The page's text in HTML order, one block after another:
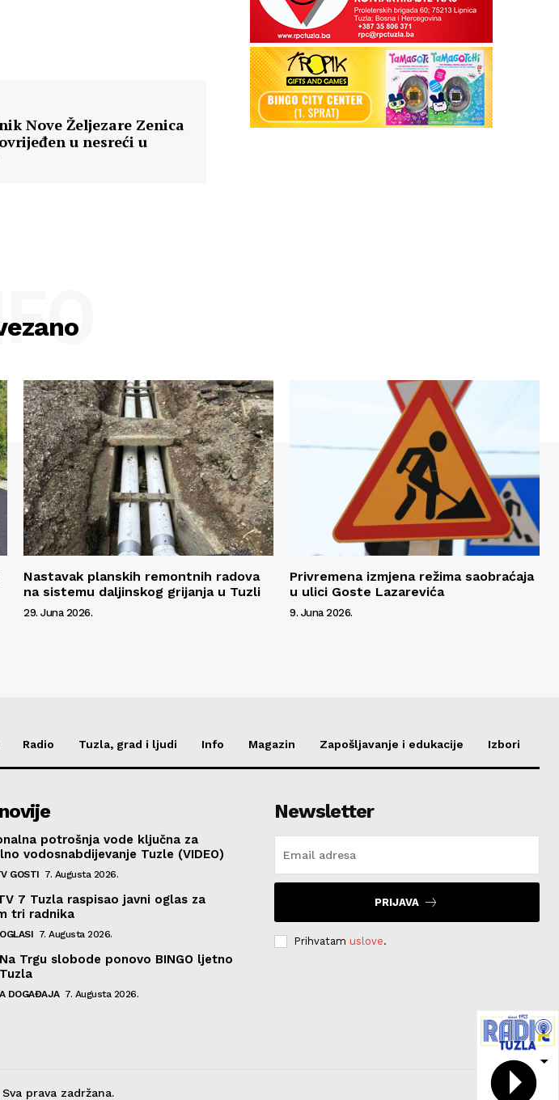
Nove Željezare Zenica
u nesreći u
Nastavak planskih remontnih radova
na sistemu daljinskog grijanja u Tuzli
29. Juna 2026.
Privremena izmjena režima saobraćaja
u ulici Goste Lazarevića
9. Juna 2026.
Radio Tuzla, grad i ljudi Info Magazin Zapošljavanje i edukacije Izbori
potrošnja vode ključna za
vodosnabdijevanje Tuzle (VIDEO)
GOSTI 7. Augusta 2026.
7 Tuzla raspisao javni oglas za
tri radnika
7. Augusta 2026.
Trgu slobode ponovo BINGO ljetno
DOGAĐAJA 7. Augusta 2026.
Newsletter
PRIJAVA
Prihvatam uslove.
Sva prava zadržana.